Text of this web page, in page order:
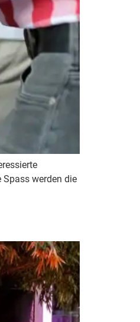
werden die